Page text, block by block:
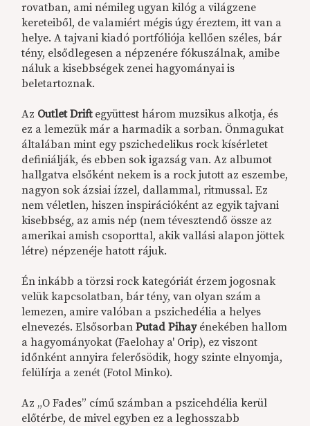
rovatban, ami némileg ugyan kilóg a világzene
kereteiből, de valamiért mégis úgy éreztem, itt van a
helye. A tajvani kiadó portfóliója kellően széles, bár
tény, elsődlegesen a népzenére fókuszálnak, amibe
náluk a kisebbségek zenei hagyományai is
beletartoznak.
Az Outlet Driftegyüttest három muzsikus alkotja, és
ez a lemezük már a harmadik a sorban. Önmagukat
általában mint egy pszichedelikus rock kísérletet
definiálják, és ebben sok igazság van. Az albumot
hallgatva elsőként nekem is a rock jutott az eszembe,
nagyon sok ázsiai ízzel, dallammal, ritmussal. Ez
nem véletlen, hiszen inspirációként az egyik tajvani
kisebbség, az amis nép (nem tévesztendő össze az
amerikai amish csoporttal, akik vallási alapon jöttek
létre) népzenéje hatott rájuk.
Én inkább a törzsi rock kategóriát érzem jogosnak
velük kapcsolatban, bár tény, van olyan szám a
lemezen, amire valóban a pszichedélia a helyes
elnevezés. ElsősorbanPutad Pihayénekében hallom
a hagyományokat (Faelohay a' Orip), ez viszont
időnként annyira felerősödik, hogy szinte elnyomja,
felülírja a zenét (Fotol Minko).
Az „O Fades” című számban a pszicehdélia kerül
előtérbe, de mivel egyben ez a leghosszabb